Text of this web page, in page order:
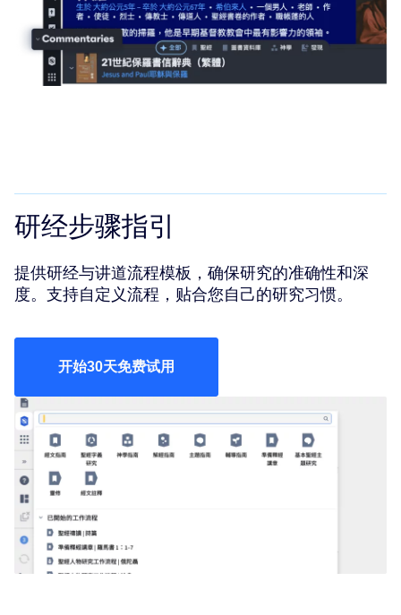
研经步骤指引
提供研经与讲道流程模板，确保研究的准确性和深
度。支持自定义流程，贴合您自己的研究习惯。
开始30天免费试用